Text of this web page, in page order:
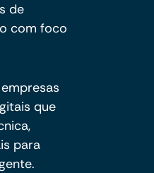
de
com foco
que
para